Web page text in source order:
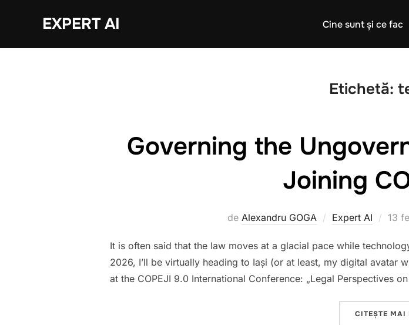
EXPERT AI Cine sunt și ce fac
Etichetă:
Governing the
Joining
de Alexandru GOGA Expert AI 13
It is often said that the law moves at a glacial pace while
2026, I’ll be virtually heading to Iaşi (or at least, my digital avatar
at the COPEJI 9.0 International Conference: „Legal Perspectives
CITEȘTE MAI